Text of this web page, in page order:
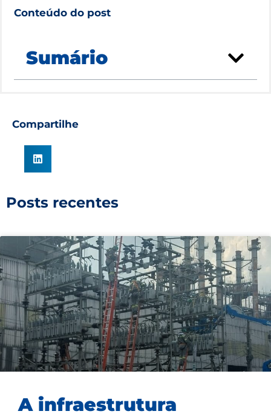
Conteúdo do post
Sumário
Compartilhe
Posts recentes
A infraestrutura